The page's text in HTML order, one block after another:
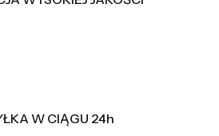
W CIĄGU 24h